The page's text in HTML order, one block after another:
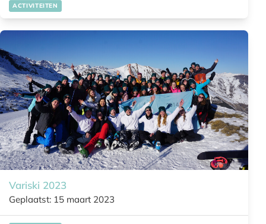
ACTIVITEITEN
Variski 2023
Geplaatst: 15 maart 2023